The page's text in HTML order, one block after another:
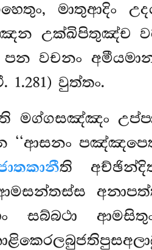
මාතුආදිං
උක්ඛිපිතුඤ්ච
පන වචනං
වුත්තං.
මග්ගසඤ්ඤං
ති
සබ්බථා